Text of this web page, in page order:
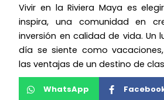
Vivir en la Riviera Maya es
inspira, una comunidad en
inversión en calidad de vida. Un
día se siente como
las ventajas de un destino de
WhatsApp